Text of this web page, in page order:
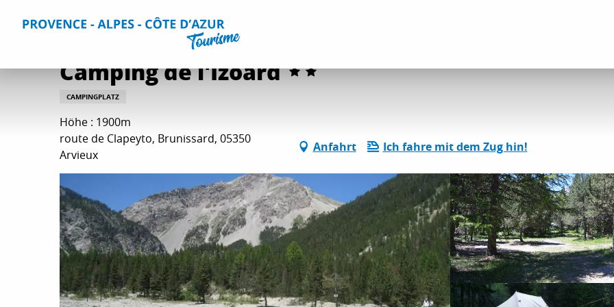
Home Aufenthalt Unterkünfte Alle Campingplätze
Camping de l'Izoard
CAMPINGPLATZ
Höhe : 1900m
route de Clapeyto, Brunissard, 05350
Arvieux
Anfahrt Ich fahre mit dem Zug hin!